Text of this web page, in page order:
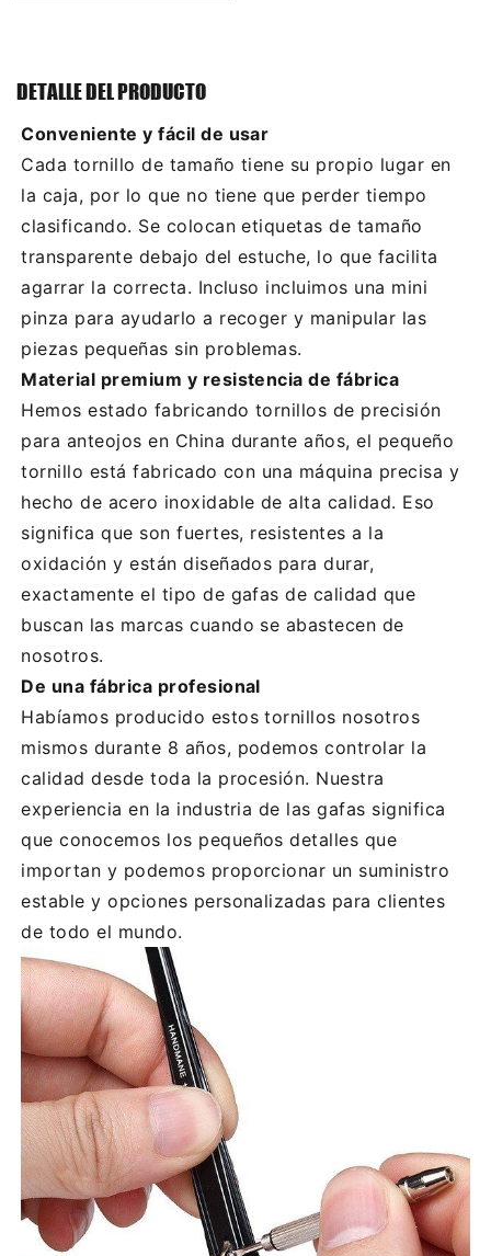
DETALLE DEL PRODUCTO
Conveniente y fácil de usar
Cada tornillo de tamaño tiene su propio lugar en
la caja, por lo que no tiene que perder tiempo
clasificando. Se colocan etiquetas de tamaño
transparente debajo del estuche, lo que facilita
agarrar la correcta. Incluso incluimos una mini
pinza para ayudarlo a recoger y manipular las
piezas pequeñas sin problemas.
Material premium y resistencia de fábrica
Hemos estado fabricando tornillos de precisión
para anteojos en China durante años, el pequeño
tornillo está fabricado con una máquina precisa y
hecho de acero inoxidable de alta calidad. Eso
significa que son fuertes, resistentes a la
oxidación y están diseñados para durar,
exactamente el tipo de gafas de calidad que
buscan las marcas cuando se abastecen de
nosotros.
De una fábrica profesional
Habíamos producido estos tornillos nosotros
mismos durante 8 años, podemos controlar la
calidad desde toda la procesión. Nuestra
experiencia en la industria de las gafas significa
que conocemos los pequeños detalles que
importan y podemos proporcionar un suministro
estable y opciones personalizadas para clientes
de todo el mundo.